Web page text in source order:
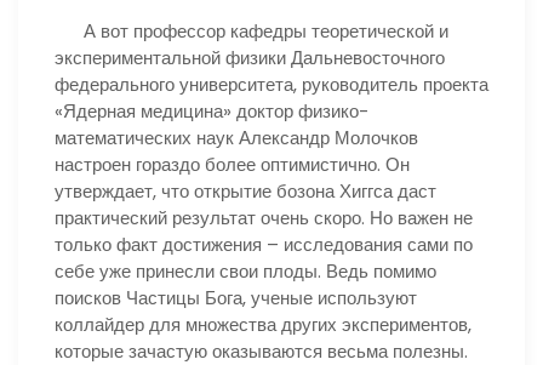
А вот профессор кафедры теоретической и
экспериментальной физики Дальневосточного
федерального университета, руководитель проекта
«Ядерная медицина» доктор физико-
математических наук Александр Молочков
настроен гораздо более оптимистично. Он
утверждает, что открытие бозона Хиггса даст
практический результат очень скоро. Но важен не
только факт достижения – исследования сами по
себе уже принесли свои плоды. Ведь помимо
поисков Частицы Бога, ученые используют
коллайдер для множества других экспериментов,
которые зачастую оказываются весьма полезны.